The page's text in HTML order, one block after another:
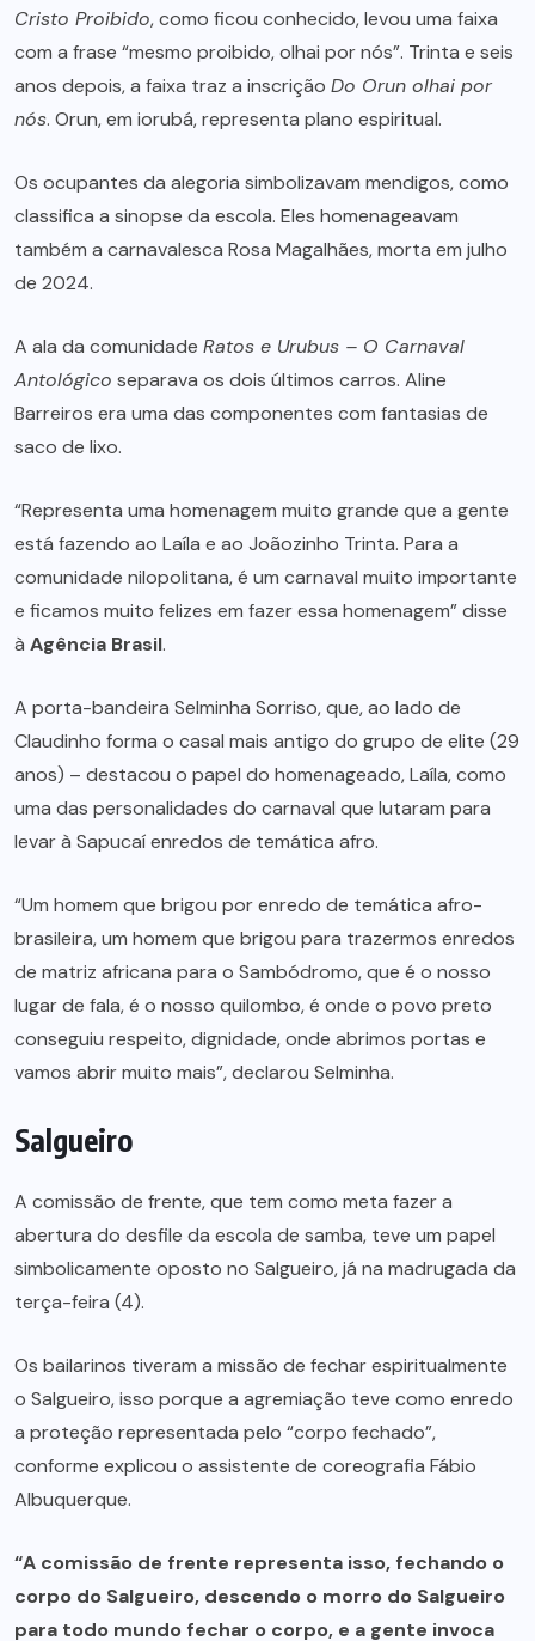
Cristo Proibido, como ficou conhecido, levou uma faixa
com a frase “mesmo proibido, olhai por nós”. Trinta e seis
anos depois, a faixa traz a inscrição Do Orun olhai por
nós. Orun, em iorubá, representa plano espiritual.
Os ocupantes da alegoria simbolizavam mendigos, como
classifica a sinopse da escola. Eles homenageavam
também a carnavalesca Rosa Magalhães, morta em julho
de 2024.
A ala da comunidade Ratos e Urubus – O Carnaval
Antológico separava os dois últimos carros. Aline
Barreiros era uma das componentes com fantasias de
saco de lixo.
“Representa uma homenagem muito grande que a gente
está fazendo ao Laíla e ao Joãozinho Trinta. Para a
comunidade nilopolitana, é um carnaval muito importante
e ficamos muito felizes em fazer essa homenagem” disse
à Agência Brasil.
A porta-bandeira Selminha Sorriso, que, ao lado de
Claudinho forma o casal mais antigo do grupo de elite (29
anos) – destacou o papel do homenageado, Laíla, como
uma das personalidades do carnaval que lutaram para
levar à Sapucaí enredos de temática afro.
“Um homem que brigou por enredo de temática afro-
brasileira, um homem que brigou para trazermos enredos
de matriz africana para o Sambódromo, que é o nosso
lugar de fala, é o nosso quilombo, é onde o povo preto
conseguiu respeito, dignidade, onde abrimos portas e
vamos abrir muito mais”, declarou Selminha.
Salgueiro
A comissão de frente, que tem como meta fazer a
abertura do desfile da escola de samba, teve um papel
simbolicamente oposto no Salgueiro, já na madrugada da
terça-feira (4).
Os bailarinos tiveram a missão de fechar espiritualmente
o Salgueiro, isso porque a agremiação teve como enredo
a proteção representada pelo “corpo fechado”,
conforme explicou o assistente de coreografia Fábio
Albuquerque.
“A comissão de frente representa isso, fechando o
corpo do Salgueiro, descendo o morro do Salgueiro
para todo mundo fechar o corpo, e a gente invoca